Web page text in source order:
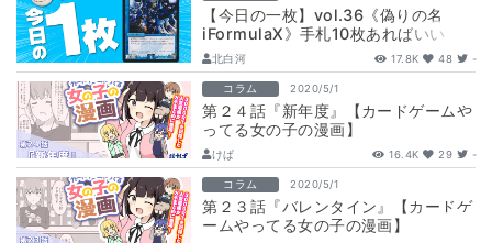
【今日の一枚】vol.36《偽りの名
iFormulaX》手札10枚あればいい
北白河 17.8K 48 -
コラム 2020/5/1
第２４話『新年度』【カードゲームや
ってる女の子の漫画】
けぱ 16.4K 29 -
コラム 2020/5/1
第２３話『バレンタイン』【カードゲ
ームやってる女の子の漫画】